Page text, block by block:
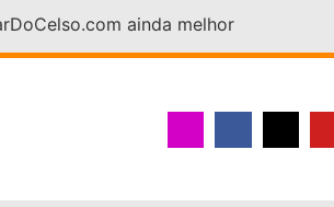
ainda melhor